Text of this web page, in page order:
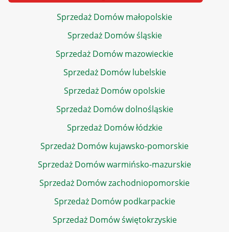
Sprzedaż Domów małopolskie
Sprzedaż Domów śląskie
Sprzedaż Domów mazowieckie
Sprzedaż Domów lubelskie
Sprzedaż Domów opolskie
Sprzedaż Domów dolnośląskie
Sprzedaż Domów łódzkie
Sprzedaż Domów kujawsko-pomorskie
Sprzedaż Domów warmińsko-mazurskie
Sprzedaż Domów zachodniopomorskie
Sprzedaż Domów podkarpackie
Sprzedaż Domów świętokrzyskie